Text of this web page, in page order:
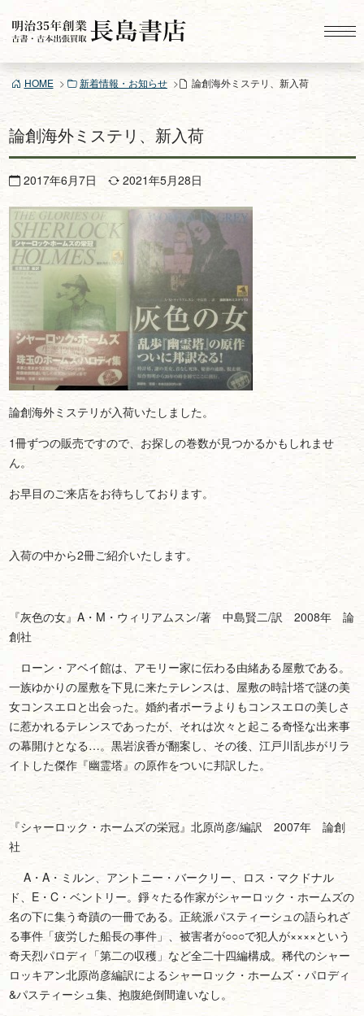
ン
ツ
ス
キ
プ
HOME 新着情報・お知らせ 論創海外ミステリ、新入荷
論創海外ミステリ、新入荷
2017年6月7日 2021年5月28日
論創海外ミステリが入荷いたしました。
1冊ずつの販売ですので、お探しの巻数が見つかるかもしれませ
ん。
お早目のご来店をお待ちしております。
入荷の中から2冊ご紹介いたします。
『灰色の女』A・M・ウィリアムスン/著 中島賢二/訳 2008年 論
創社
ローン・アベイ館は、アモリー家に伝わる由緒ある屋敷である。
一族ゆかりの屋敷を下見に来たテレンスは、屋敷の時計塔で謎の美
女コンスエロと出会った。婚約者ポーラよりもコンスエロの美しさ
に惹かれるテレンスであったが、それは次々と起こる奇怪な出来事
の幕開けとなる…。黒岩涙香が翻案し、その後、江戸川乱歩がリラ
イトした傑作『幽霊塔』の原作をついに邦訳した。
『シャーロック・ホームズの栄冠』北原尚彦/編訳 2007年 論創
社
A・A・ミルン、アントニー・バークリー、ロス・マクドナル
ド、E・C・ベントリー。錚々たる作家がシャーロック・ホームズの
名の下に集う奇蹟の一冊である。正統派パスティーシュの語られざ
る事件「疲労した船長の事件」、被害者が○○○で犯人が××××という
奇天烈パロディ「第二の収穫」など全二十四編構成。稀代のシャー
ロッキアン北原尚彦編訳によるシャーロック・ホームズ・パロディ
&パスティーシュ集、抱腹絶倒間違いなし。